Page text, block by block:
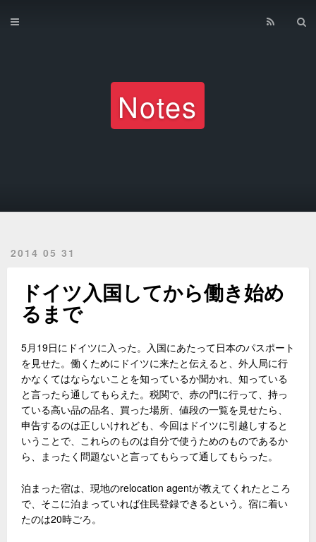
Notes
2014 05 31
ドイツ入国してから働き始め
るまで
5月19日にドイツに入った。入国にあたって日本のパスポート
を見せた。働くためにドイツに来たと伝えると、外人局に行
かなくてはならないことを知っているか聞かれ、知っている
と言ったら通してもらえた。税関で、赤の門に行って、持っ
ている高い品の品名、買った場所、値段の一覧を見せたら、
申告するのは正しいけれども、今回はドイツに引越しすると
いうことで、これらのものは自分で使うためのものであるか
ら、まったく問題ないと言ってもらって通してもらった。
泊まった宿は、現地のrelocation agentが教えてくれたところ
で、そこに泊まっていれば住民登録できるという。宿に着い
たのは20時ごろ。
Home